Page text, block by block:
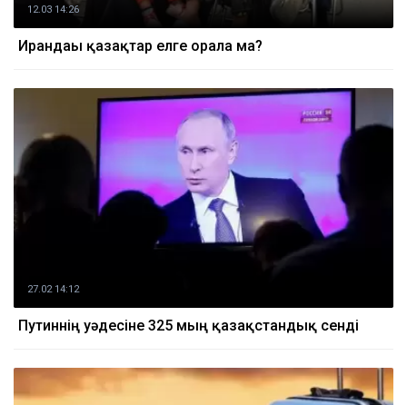
12.03 14:26
Ирандағы қазақтар елге орала ма?
27.02 14:12
Путиннің уәдесіне 325 мың қазақстандық сенді